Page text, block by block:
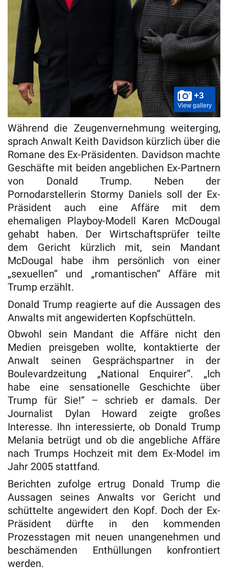
+3
View gallery
Während die Zeugenvernehmung weiterging,
sprach Anwalt Keith Davidson kürzlich über die
Romane des Ex-Präsidenten. Davidson machte
Geschäfte mit beiden angeblichen Ex-Partnern
von Donald Trump. Neben der
Pornodarstellerin Stormy Daniels soll der Ex-
Präsident auch eine Affäre mit dem
ehemaligen Playboy-Modell Karen McDougal
gehabt haben. Der Wirtschaftsprüfer teilte
dem Gericht kürzlich mit, sein Mandant
McDougal habe ihm persönlich von einer
„sexuellen“ und „romantischen“ Affäre mit
Trump erzählt.
Donald Trump reagierte auf die Aussagen des
Anwalts mit angewiderten Kopfschütteln.
Obwohl sein Mandant die Affäre nicht den
Medien preisgeben wollte, kontaktierte der
Anwalt seinen Gesprächspartner in der
Boulevardzeitung „National Enquirer“. „Ich
habe eine sensationelle Geschichte über
Trump für Sie!“ – schrieb er damals. Der
Journalist Dylan Howard zeigte großes
Interesse. Ihn interessierte, ob Donald Trump
Melania betrügt und ob die angebliche Affäre
nach Trumps Hochzeit mit dem Ex-Model im
Jahr 2005 stattfand.
Berichten zufolge ertrug Donald Trump die
Aussagen seines Anwalts vor Gericht und
schüttelte angewidert den Kopf. Doch der Ex-
Präsident dürfte in den kommenden
Prozesstagen mit neuen unangenehmen und
beschämenden Enthüllungen konfrontiert
werden.